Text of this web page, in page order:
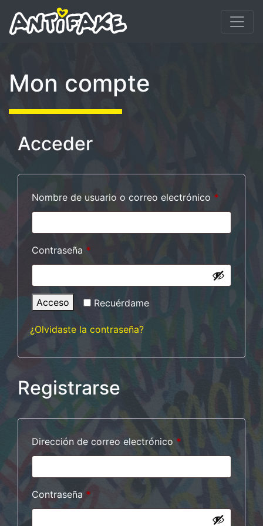
Mon compte
Acceder
Nombre de usuario o correo electrónico *
Contraseña *
Recuérdame
Acceso
¿Olvidaste la contraseña?
Registrarse
Dirección de correo electrónico *
Contraseña *